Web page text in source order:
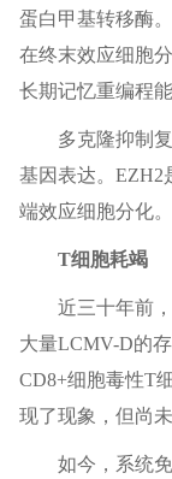
蛋白甲基转移酶
在终末效应细胞
长期记忆重编程能
多克隆抑制
基因表达。EZH2
端效应细胞分化。
T细胞耗竭
近三十年前
大量LCMV-D的
CD8+细胞毒性T
现了现象，但尚
如今，系统